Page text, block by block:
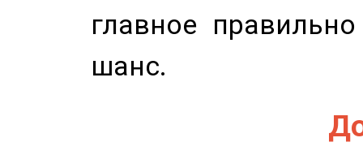
главное
шанс.